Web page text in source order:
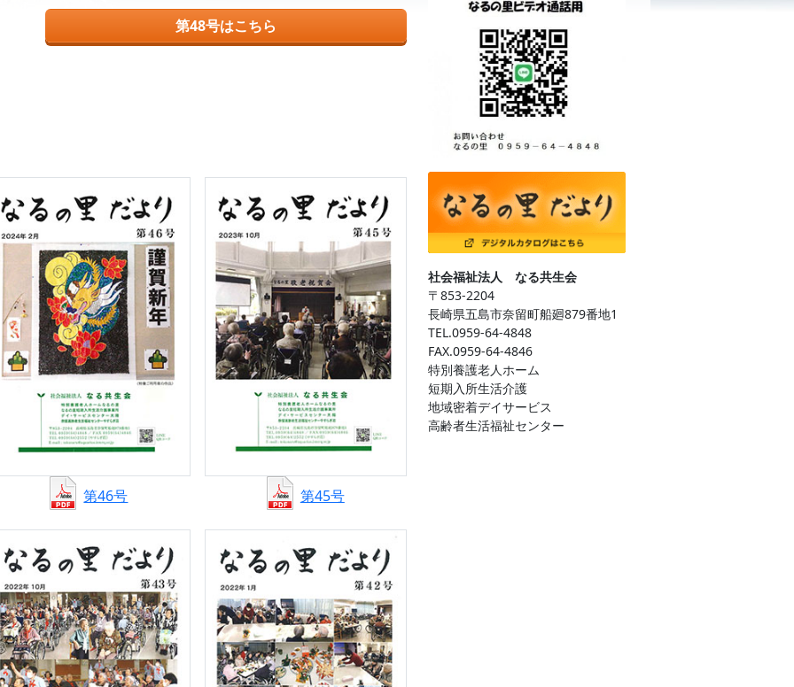
第48号はこちら
第46号 第45号
社会福祉法人 なる共生会
〒853-2204
長崎県五島市奈留町船廻879番地1
TEL.0959-64-4848
FAX.0959-64-4846
特別養護老人ホーム
短期入所生活介護
地域密着デイサービス
高齢者生活福祉センター